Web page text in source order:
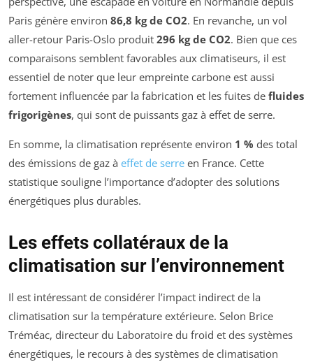
Paris génère environ 86,8 kg de CO2. En revanche, un vol
aller-retour Paris-Oslo produit 296 kg de CO2. Bien que ces
comparaisons semblent favorables aux climatiseurs, il est
essentiel de noter que leur empreinte carbone est aussi
fortement influencée par la fabrication et les fuites de fluides
frigorigènes, qui sont de puissants gaz à effet de serre.
En somme, la climatisation représente environ 1 % des total
des émissions de gaz à effet de serre en France. Cette
statistique souligne l’importance d’adopter des solutions
énergétiques plus durables.
Les effets collatéraux de la
climatisation sur l’environnement
Il est intéressant de considérer l’impact indirect de la
climatisation sur la température extérieure. Selon Brice
Tréméac, directeur du Laboratoire du froid et des systèmes
énergétiques, le recours à des systèmes de climatisation